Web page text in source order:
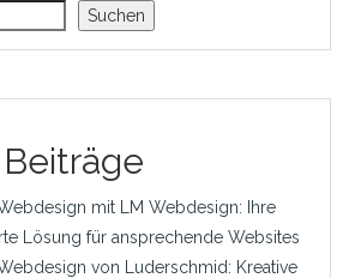
Suchen
mit LM Webdesign: Ihre
Lösung für ansprechende Websites
von Luderschmid: Kreative